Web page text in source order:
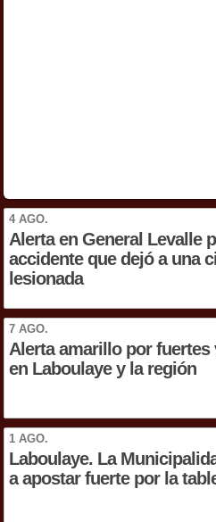
4 AGO.
Alerta en General Levalle
accidente que dejó a una
lesionada
7 AGO.
Alerta amarillo por fuertes
en Laboulaye y la región
1 AGO.
Laboulaye. La
a apostar fuerte por la